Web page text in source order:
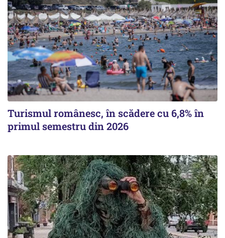
Turismul românesc, în scădere cu 6,8% în
primul semestru din 2026